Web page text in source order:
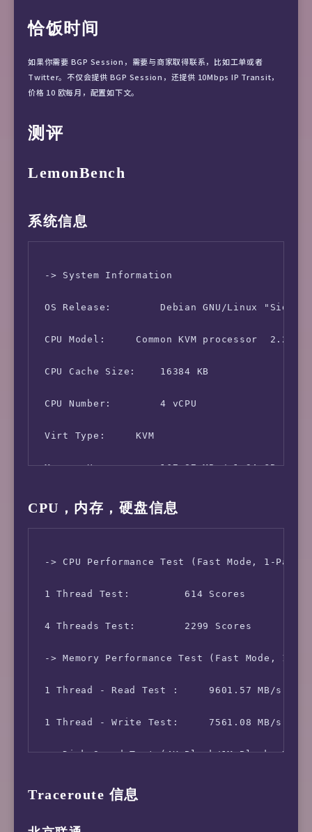
恰饭时间
如果你需要 BGP Session，需要与商家取得联系，比如工单或者
Twitter。不仅会提供 BGP Session，还提供 10Mbps IP Transit，
价格 10 欧每月，配置如下文。
测评
LemonBench
系统信息
-> System Information
OS Release:        Debian GNU/Linux "Sid
CPU Model:     Common KVM processor  2.27
CPU Cache Size:    16384 KB
CPU Number:        4 vCPU
Virt Type:     KVM
Memory Usage:      167.87 MB / 1.94 GB
Swap Usage:        [ No Swapfile / Swap
Disk Usage:        2.12 GB / 10.22 GB
Boot Device:       /dev/sda1
Load (1/5/15min):  0.22 0.07 0.02
CPU Usage:     2.9% used, 0.0% iowait,
Kernel Version:    5.10.0-8-amd64
Network CC Method: bbr + fq
-> Network Information
IPV4 - ASN Info:   212815 (AS-DYJIX - Dyjix
CPU，内存，硬盘信息
-> CPU Performance Test (Fast Mode, 1-Pass
1 Thread Test:         614 Scores
4 Threads Test:        2299 Scores
-> Memory Performance Test (Fast Mode, 1-
1 Thread - Read Test :     9601.57 MB/s
1 Thread - Write Test:     7561.08 MB/s
-> Disk Speed Test (4K Block/1M Block,
Test Name      Write Speed             Read
Traceroute 信息